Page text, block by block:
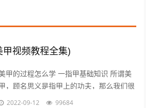
视频教程全集)
甲的过程怎么学 一指甲基础知识 所谓美
，顾名思义是指甲上的功夫，那么我们很
有必要首先对指甲又一个充分的认识，什么
2022-09-12 99684